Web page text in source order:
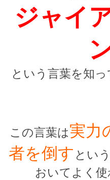
ジャイ
という言葉を知っ
この言葉は実力
者を倒す とい
おいてよく使